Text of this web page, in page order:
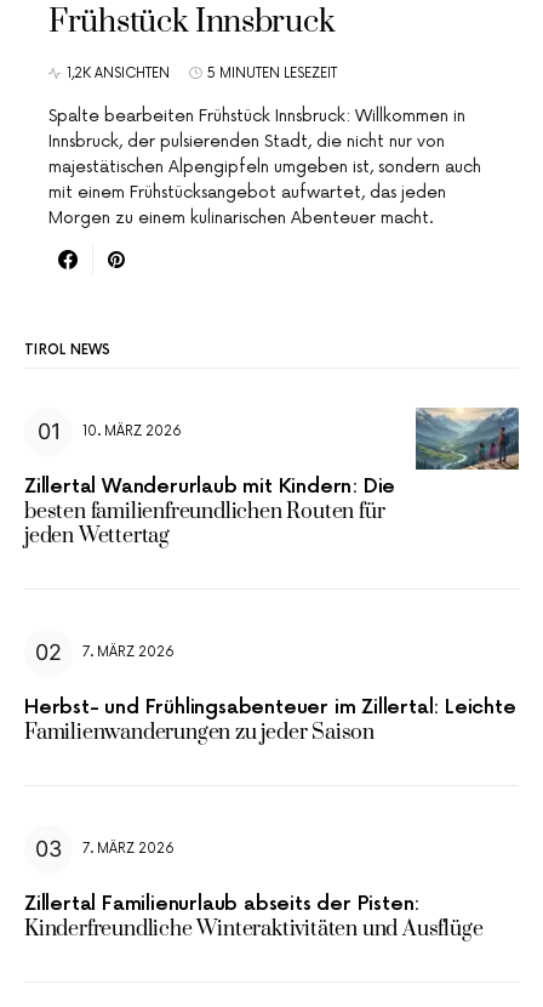
Frühstück Innsbruck
1,2K ANSICHTEN 5 MINUTEN LESEZEIT
Spalte bearbeiten Frühstück Innsbruck: Willkommen in
Innsbruck, der pulsierenden Stadt, die nicht nur von
majestätischen Alpengipfeln umgeben ist, sondern auch
mit einem Frühstücksangebot aufwartet, das jeden
Morgen zu einem kulinarischen Abenteuer macht.
TIROL NEWS
10. MÄRZ 2026
Zillertal Wanderurlaub mit Kindern: Die
besten familienfreundlichen Routen für
jeden Wettertag
7. MÄRZ 2026
Herbst- und Frühlingsabenteuer im Zillertal: Leichte
Familienwanderungen zu jeder Saison
7. MÄRZ 2026
Zillertal Familienurlaub abseits der Pisten:
Kinderfreundliche Winteraktivitäten und Ausflüge